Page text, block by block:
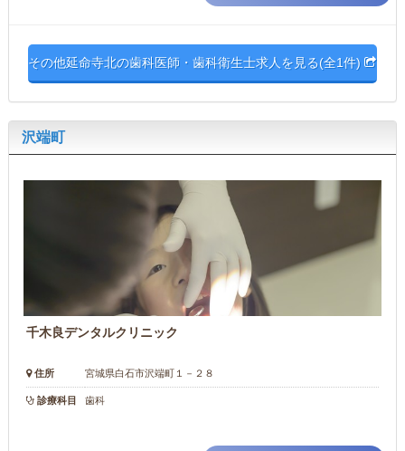
その他延命寺北の歯科医師・歯科衛生士求人を見る(全1件)
沢端町
千木良デンタルクリニック
住所 宮城県白石市沢端町１－２８
診療科目 歯科